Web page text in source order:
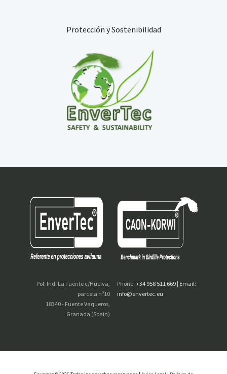
Protección y Sostenibilidad
Phone: +34 958 511 669 | Email:
info@envertec.eu
Pol. Ind. La Fuente c/Huelva,
parcela nº10
18340 - Fuente Vaqueros,
Granada (Spain)